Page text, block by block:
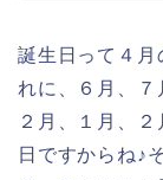
誕生日って４月
れに、６月、７
２月、１月、
日ですからね♪